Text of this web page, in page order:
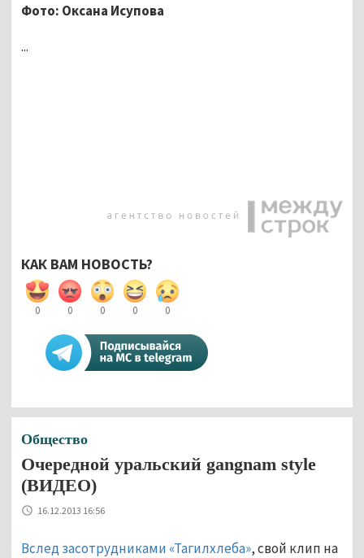
Фото: Оксана Исупова
...
КАК ВАМ НОВОСТЬ?
0 0 0 0 0
Общество
Очередной уральский gangnam style
(ВИДЕО)
16.12.2013 16:56
Вслед засотрудниками «Тагилхлеба», свой клип на